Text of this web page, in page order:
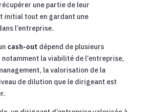
une partie de leur
initial tout en gardant une
l’entreprise.
cash-out dépend de plusieurs
notamment la viabilité de l’entreprise,
la valorisation de la
de dilution que le dirigeant est